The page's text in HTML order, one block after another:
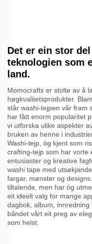
Det er ein stor
teknologien som
land.
Momocrafts er stolte av å
høgkvalitetsprodukter.
står washi-tejpen vår fram
har fått enorm popularitet
vi utforska ulike aspekter
bruken av henne i
Washi-tejp, òg kjent som
crafting-tejp som har vorte
entusiaster og kreative
washi tape med
fargar, mønster og
tiltalende, men har òg
eit ideelt valg for mange
dagbok, album,
båndet vårt eit preg av
som helst.